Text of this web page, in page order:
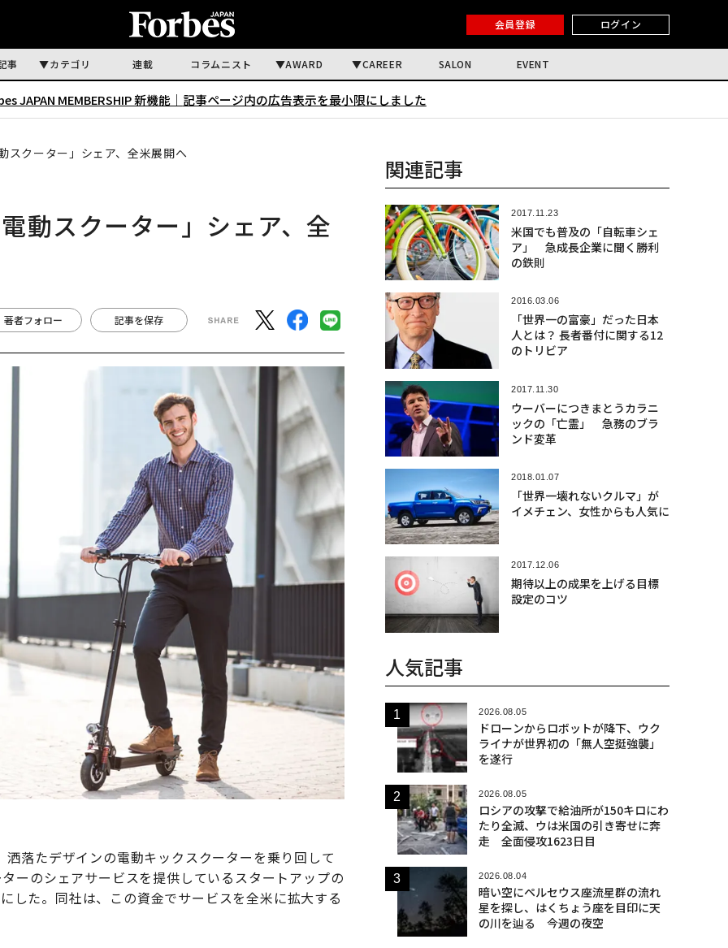
会員登録 ログイン
事 カテゴリ 連載 コラムニスト AWARD CAREER SALON EVENT
JAPAN MEMBERSHIP 新機能｜ 記事ページ内の広告表示を最小限にしました
スクーター」シェア、全米展開へ
動スクーター」シェア、全
著者フォロー 記事を保存
落たデザインの電動キックスクーターを乗り回して
ーのシェアサービスを提供しているスタートアップの
た。同社は、この資金でサービスを全米に拡大する
関連記事
2017.11.23
米国でも普及の「自転車シェ
ア」 急成長企業に聞く勝利
の鉄則
2016.03.06
「世界一の富豪」だった日本
人とは？ 長者番付に関する12
のトリビア
2017.11.30
ウーバーにつきまとうカラニ
ックの「亡霊」 急務のブラ
ンド変革
2018.01.07
「世界一壊れないクルマ」が
イメチェン、女性からも人気に
2017.12.06
期待以上の成果を上げる目標
設定のコツ
人気記事
2026.08.05
ドローンからロボットが降下、ウク
ライナが世界初の「無人空挺強襲」
を遂行
2026.08.05
ロシアの攻撃で給油所が150キロにわ
たり全滅、ウは米国の引き寄せに奔
走 全面侵攻1623日目
2026.08.04
暗い空にペルセウス座流星群の流れ
星を探し、はくちょう座を目印に天
の川を辿る 今週の夜空